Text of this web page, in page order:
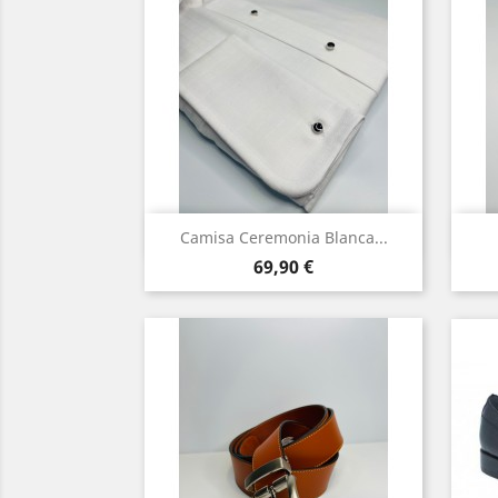
Camisa Ceremonia Blanca...
Precio
69,90 €
Vista rápida
Blanco